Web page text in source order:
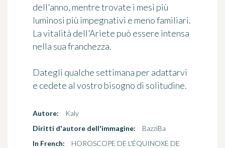
dell'anno, mentre trovate i mesi più
luminosi più impegnativi e meno familiari.
La vitalità dell'Ariete può essere intensa
nella sua franchezza.
Dategli qualche settimana per adattarvi
e cedete al vostro bisogno di solitudine.
Autore:
Kaly
Diritti d'autore dell'immagine:
BazziBa
In French:
HOROSCOPE DE L'ÉQUINOXE DE